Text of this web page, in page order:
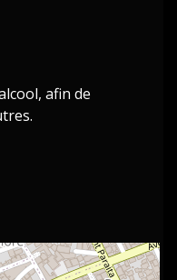
afin de